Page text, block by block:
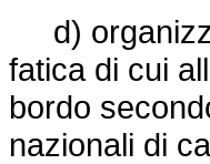
d)
fatica di cui
bordo
nazionali di